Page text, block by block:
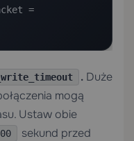
=
. Duże
mogą
Ustaw obie
sekund przed